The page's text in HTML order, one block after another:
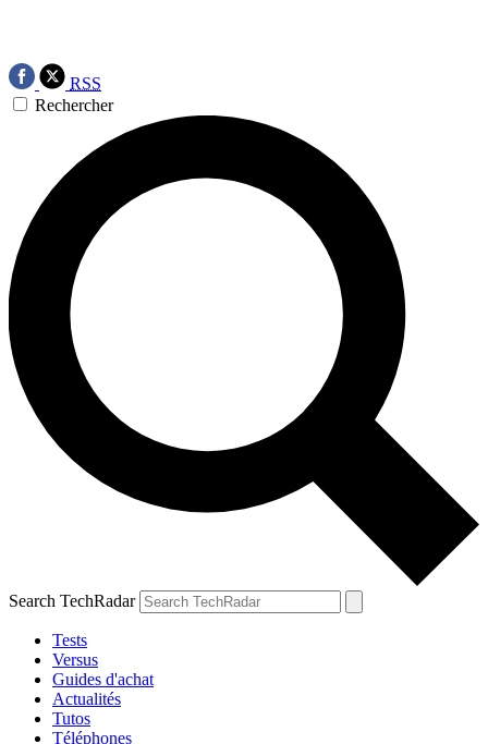
RSS
Rechercher
Search TechRadar
Tests
Versus
Guides d'achat
Actualités
Tutos
Téléphones